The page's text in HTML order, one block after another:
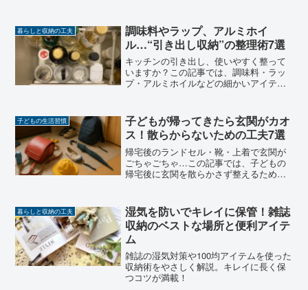
暮らしと収納の工夫
調味料やラップ、アルミホイ
ル…“引き出し収納”の整理術7選
キッチンの引き出し、使いやすく整って
いますか？この記事では、調味料・ラッ
プ・アルミホイルなどの細かいアイテム
子どもの生活習慣
子どもが帰ってきたら玄関がカオ
ス！散らからないための工夫7選
帰宅後のランドセル・靴・上着で玄関が
ごちゃごちゃ…この記事では、子どもの
帰宅後に玄関を散らかさず整えるための
暮らしと収納の工夫
湿気を防いでキレイに保管！雑誌
収納のベストな場所と便利アイテ
ム
雑誌の湿気対策や100均アイテムを使った
収納術をやさしく解説。キレイに長く保
つコツが満載！